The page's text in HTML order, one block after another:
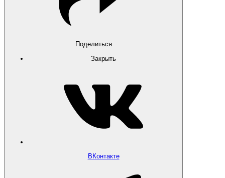
Поделиться
Закрыть
ВКонтакте